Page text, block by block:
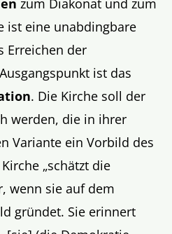
zum Diakonat und zum
ist eine unabdingbare
Erreichen der
ist das
. Die Kirche soll der
werden, die in ihrer
Variante ein Vorbild des
„schätzt die
wenn sie auf dem
gründet. Sie erinnert